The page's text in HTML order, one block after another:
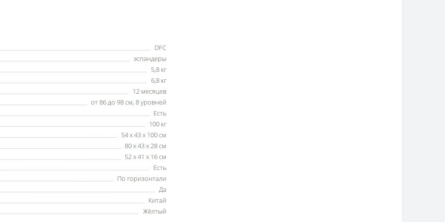
DFC
эспандеры
5,8 кг
6,8 кг
12 месяцев
от 86 до 98 см, 8 уровней
Есть
100 кг
54 x 43 x 100 см
80 x 43 x 28 см
52 x 41 x 16 см
Есть
По горизонтали
Да
Китай
Жёлтый